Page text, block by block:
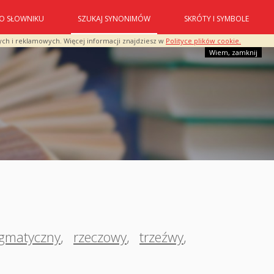
i reklamowych. Więcej informacji znajdziesz w Polityce plików cookie.
Wiem, zamknij
O SŁOWNIKU SZUKAJ SYNONIMÓW SKRÓTY I SYMBOLE
, rzeczowy, trzeźwy,